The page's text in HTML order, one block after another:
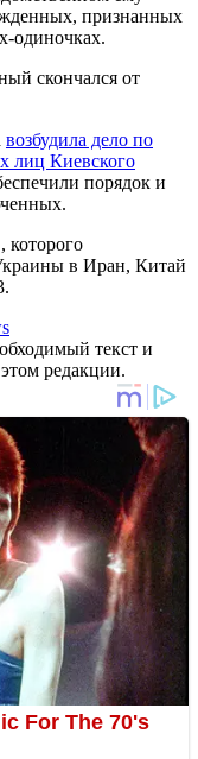
признанных
одиночках.
скончался от
возбудила дело по
лиц Киевского
порядок и
которого
в Иран, Китай
текст и
редакции.